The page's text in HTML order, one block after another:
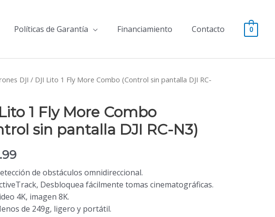
Políticas de Garantía Financiamiento Contacto 0
DJI / DJI Lito 1 Fly More Combo (Control sin pantalla DJI RC-
1 Fly More Combo
sin pantalla DJI RC-N3)
de obstáculos omnidireccional.
Desbloquea fácilmente tomas cinematográficas.
4K, imagen 8K.
de 249g, ligero y portátil.